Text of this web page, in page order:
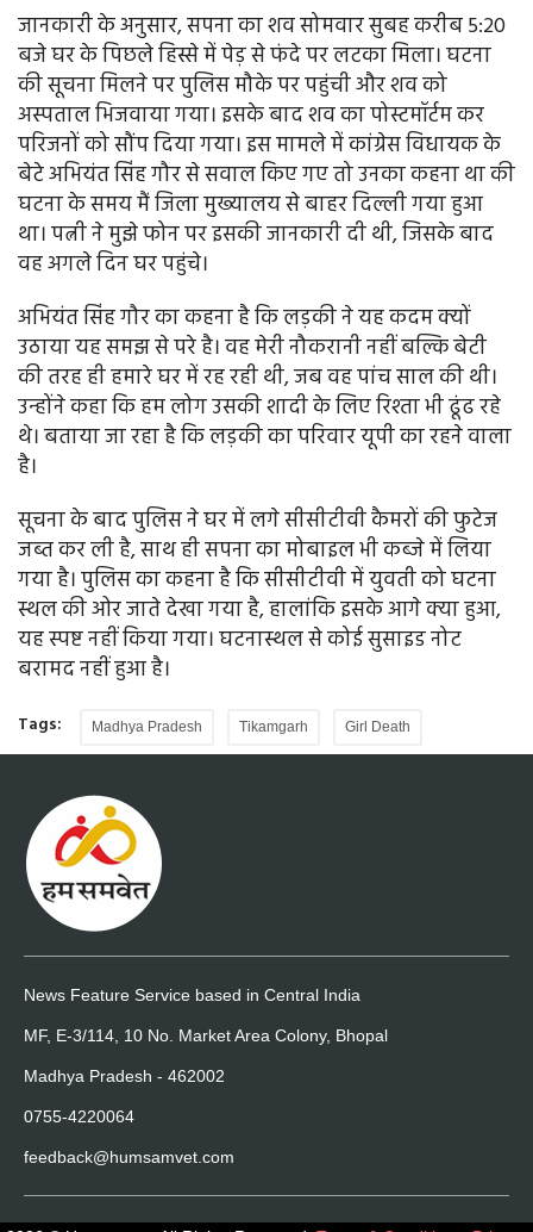
जानकारी के अनुसार, सपना का शव सोमवार सुबह करीब 5:20
बजे घर के पिछले हिस्से में पेड़ से फंदे पर लटका मिला। घटना
की सूचना मिलने पर पुलिस मौके पर पहुंची और शव को
अस्पताल भिजवाया गया। इसके बाद शव का पोस्टमॉर्टम कर
परिजनों को सौंप दिया गया। इस मामले में कांग्रेस विधायक के
बेटे अभियंत सिंह गौर से सवाल किए गए तो उनका कहना था की
घटना के समय मैं जिला मुख्यालय से बाहर दिल्ली गया हुआ
था। पत्नी ने मुझे फोन पर इसकी जानकारी दी थी, जिसके बाद
वह अगले दिन घर पहुंचे।
अभियंत सिंह गौर का कहना है कि लड़की ने यह कदम क्यों
उठाया यह समझ से परे है। वह मेरी नौकरानी नहीं बल्कि बेटी
की तरह ही हमारे घर में रह रही थी, जब वह पांच साल की थी।
उन्होंने कहा कि हम लोग उसकी शादी के लिए रिश्ता भी ढूंढ रहे
थे। बताया जा रहा है कि लड़की का परिवार यूपी का रहने वाला
है।
सूचना के बाद पुलिस ने घर में लगे सीसीटीवी कैमरों की फुटेज
जब्त कर ली है, साथ ही सपना का मोबाइल भी कब्जे में लिया
गया है। पुलिस का कहना है कि सीसीटीवी में युवती को घटना
स्थल की ओर जाते देखा गया है, हालांकि इसके आगे क्या हुआ,
यह स्पष्ट नहीं किया गया। घटनास्थल से कोई सुसाइड नोट
बरामद नहीं हुआ है।
Tags: Madhya Pradesh Tikamgarh Girl Death
News Feature Service based in Central India
MF, E-3/114, 10 No. Market Area Colony, Bhopal
Madhya Pradesh - 462002
0755-4220064
feedback@humsamvet.com